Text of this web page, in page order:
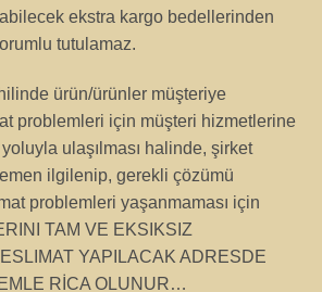
ekstra kargo bedellerinden
tutulamaz.
ürün/ürünler müşteriye
problemleri için müşteri hizmetlerine
ulaşılması halinde, şirket
ilgilenip, gerekli çözümü
problemleri yaşanmaması için
TAM VE EKSIKSIZ
YAPILACAK ADRESDE
RİCA OLUNUR…